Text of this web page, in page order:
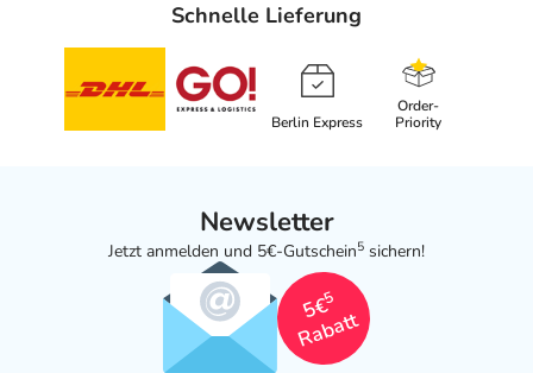
Schnelle Lieferung
Berlin Express
Order-
Priority
Newsletter
Jetzt anmelden und 5€-Gutschein5 sichern!
5€
5
Rabatt